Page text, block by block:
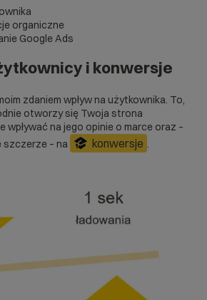
organiczne
Google Ads
i konwersje
zdaniem wpływ na użytkownika. To,
otworzy się Twoja strona
wpływać na jego opinie o marce oraz –
– na
konwersje